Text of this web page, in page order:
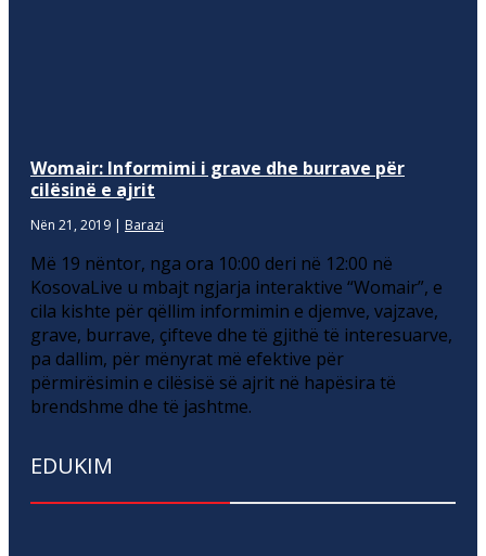
Womair: Informimi i grave dhe burrave për
cilësinë e ajrit
Nën 21, 2019 | Barazi
Më 19 nëntor, nga ora 10:00 deri në 12:00 në
KosovaLive u mbajt ngjarja interaktive “Womair”, e
cila kishte për qëllim informimin e djemve, vajzave,
grave, burrave, çifteve dhe të gjithë të interesuarve,
pa dallim, për mënyrat më efektive për
përmirësimin e cilësisë së ajrit në hapësira të
brendshme dhe të jashtme.
EDUKIM